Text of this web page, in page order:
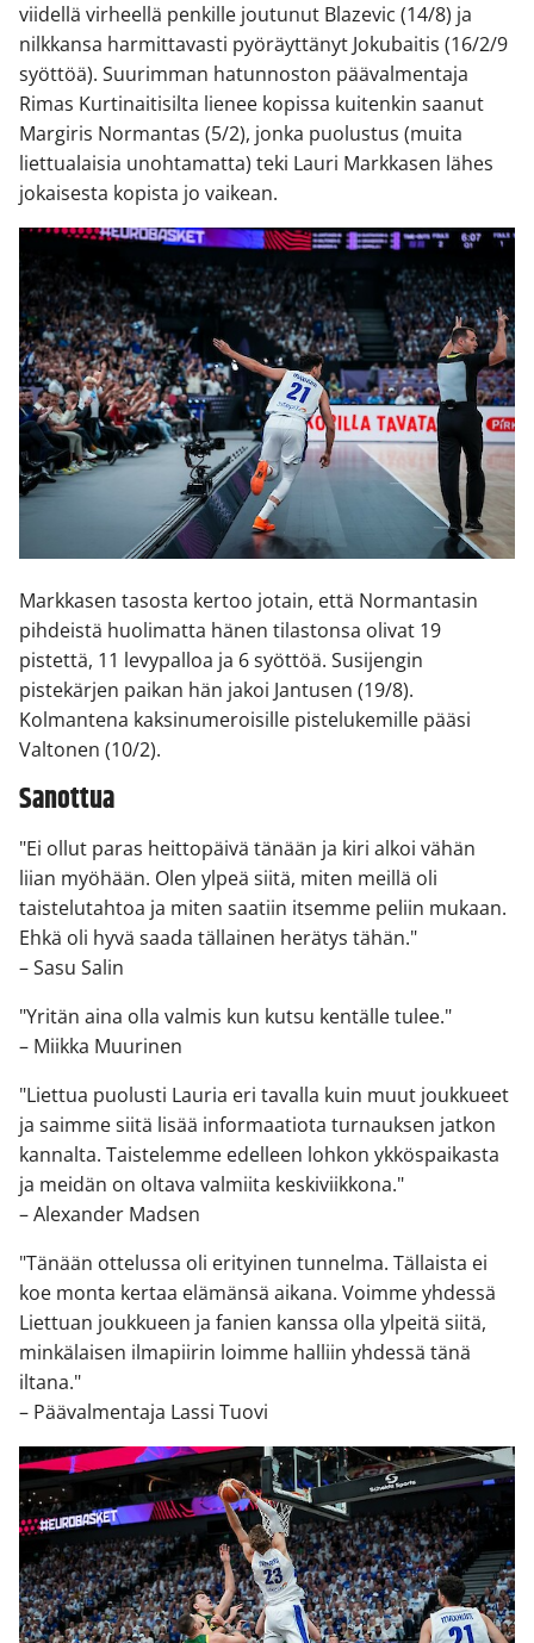
viidellä virheellä penkille joutunut Blazevic (14/8) ja
nilkkansa harmittavasti pyöräyttänyt Jokubaitis (16/2/9
syöttöä). Suurimman hatunnoston päävalmentaja
Rimas Kurtinaitisilta lienee kopissa kuitenkin saanut
Margiris Normantas (5/2), jonka puolustus (muita
liettualaisia unohtamatta) teki Lauri Markkasen lähes
jokaisesta kopista jo vaikean.
Markkasen tasosta kertoo jotain, että Normantasin
pihdeistä huolimatta hänen tilastonsa olivat 19
pistettä, 11 levypalloa ja 6 syöttöä. Susijengin
pistekärjen paikan hän jakoi Jantusen (19/8).
Kolmantena kaksinumeroisille pistelukemille pääsi
Valtonen (10/2).
Sanottua
"Ei ollut paras heittopäivä tänään ja kiri alkoi vähän
liian myöhään. Olen ylpeä siitä, miten meillä oli
taistelutahtoa ja miten saatiin itsemme peliin mukaan.
Ehkä oli hyvä saada tällainen herätys tähän."
– Sasu Salin
"Yritän aina olla valmis kun kutsu kentälle tulee."
– Miikka Muurinen
"Liettua puolusti Lauria eri tavalla kuin muut joukkueet
ja saimme siitä lisää informaatiota turnauksen jatkon
kannalta. Taistelemme edelleen lohkon ykköspaikasta
ja meidän on oltava valmiita keskiviikkona."
– Alexander Madsen
"Tänään ottelussa oli erityinen tunnelma. Tällaista ei
koe monta kertaa elämänsä aikana. Voimme yhdessä
Liettuan joukkueen ja fanien kanssa olla ylpeitä siitä,
minkälaisen ilmapiirin loimme halliin yhdessä tänä
iltana."
– Päävalmentaja Lassi Tuovi